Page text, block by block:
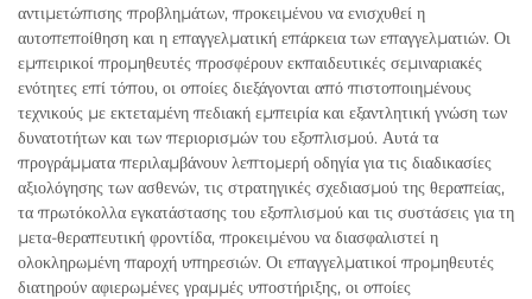
αντιμετώπισης προβλημάτων, προκειμένου να ενισχυθεί η
αυτοπεποίθηση και η επαγγελματική επάρκεια των επαγγελματιών. Οι
εμπειρικοί προμηθευτές προσφέρουν εκπαιδευτικές σεμιναριακές
ενότητες επί τόπου, οι οποίες διεξάγονται από πιστοποιημένους
τεχνικούς με εκτεταμένη πεδιακή εμπειρία και εξαντλητική γνώση των
δυνατοτήτων και των περιορισμών του εξοπλισμού. Αυτά τα
προγράμματα περιλαμβάνουν λεπτομερή οδηγία για τις διαδικασίες
αξιολόγησης των ασθενών, τις στρατηγικές σχεδιασμού της θεραπείας,
τα πρωτόκολλα εγκατάστασης του εξοπλισμού και τις συστάσεις για τη
μετα-θεραπευτική φροντίδα, προκειμένου να διασφαλιστεί η
ολοκληρωμένη παροχή υπηρεσιών. Οι επαγγελματικοί προμηθευτές
διατηρούν αφιερωμένες γραμμές υποστήριξης, οι οποίες